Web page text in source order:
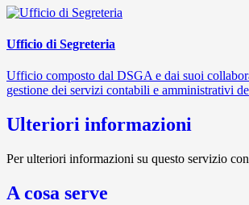
Ufficio di Segreteria
Ufficio composto dal DSGA e dai suoi
gestione dei servizi contabili e amministrativi
Ulteriori informazioni
Per ulteriori informazioni su questo servizio
A cosa serve